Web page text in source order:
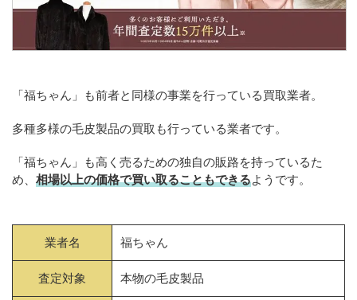
「福ちゃん」も前者と同様の事業を行っている買取業者。
多種多様の毛皮製品の買取も行っている業者です。
「福ちゃん」も高く売るための独自の販路を持っているた
め、 相場以上の価格で買い取ることもできるようです。
業者名 福ちゃん
査定対象 本物の毛皮製品